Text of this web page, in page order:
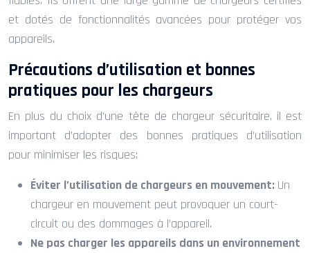
et dotés de fonctionnalités avancées pour protéger vos
appareils.
Précautions d’utilisation et bonnes
pratiques pour les chargeurs
En plus du choix d’une tête de chargeur sécuritaire, il est
important d’adopter des bonnes pratiques d’utilisation
pour minimiser les risques:
Éviter l’utilisation de chargeurs en mouvement: Un
chargeur en mouvement peut provoquer un court-
circuit ou des dommages à l’appareil.
Ne pas charger les appareils dans un environnement